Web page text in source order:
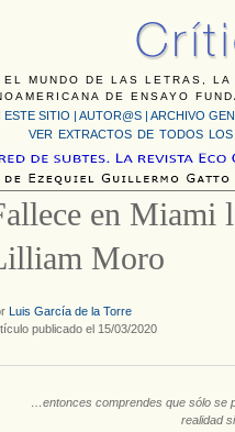
EL MUNDO DE LAS LETRAS,
DE ENSAYO
ESTE SITIO | AUTOR@S | ARCHIVO
VER EXTRACTOS DE TODOS
en Miami
Moro
Luis García de la Torre
publicado el 15/03/2020
…entonces comprendes que sólo se
realidad